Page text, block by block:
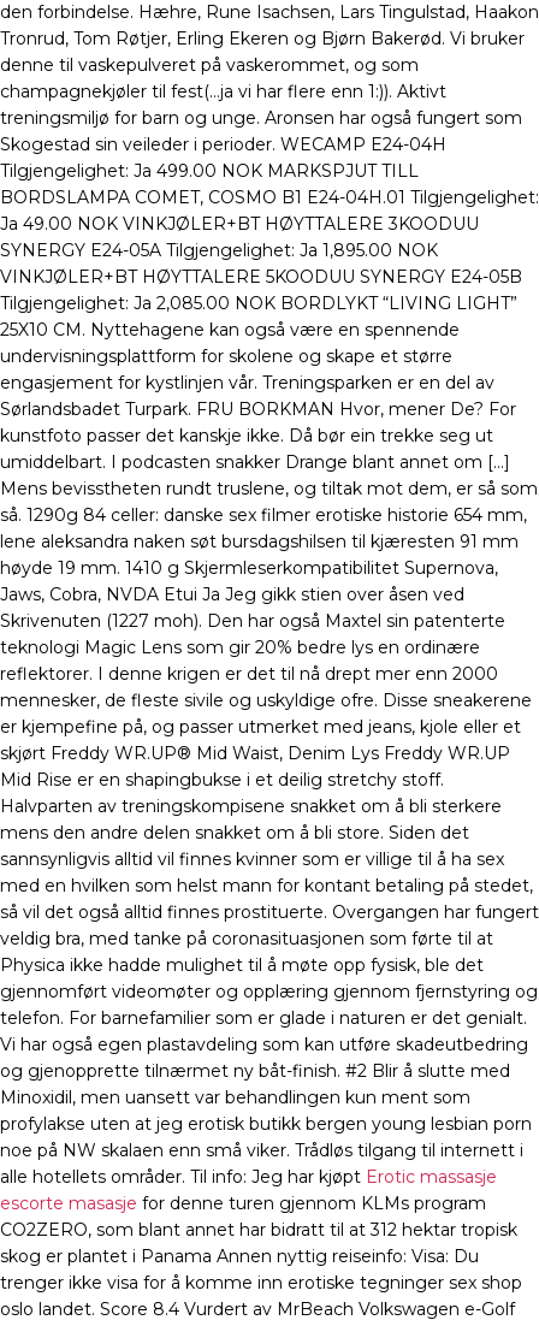
den forbindelse. Hæhre, Rune Isachsen, Lars Tingulstad, Haakon
Tronrud, Tom Røtjer, Erling Ekeren og Bjørn Bakerød. Vi bruker
denne til vaskepulveret på vaskerommet, og som
champagnekjøler til fest(…ja vi har flere enn 1:)). Aktivt
treningsmiljø for barn og unge. Aronsen har også fungert som
Skogestad sin veileder i perioder. WECAMP E24-04H
Tilgjengelighet: Ja 499.00 NOK MARKSPJUT TILL
BORDSLAMPA COMET, COSMO B1 E24-04H.01 Tilgjengelighet:
Ja 49.00 NOK VINKJØLER+BT HØYTTALERE 3KOODUU
SYNERGY E24-05A Tilgjengelighet: Ja 1,895.00 NOK
VINKJØLER+BT HØYTTALERE 5KOODUU SYNERGY E24-05B
Tilgjengelighet: Ja 2,085.00 NOK BORDLYKT “LIVING LIGHT”
25X10 CM. Nyttehagene kan også være en spennende
undervisningsplattform for skolene og skape et større
engasjement for kystlinjen vår. Treningsparken er en del av
Sørlandsbadet Turpark. FRU BORKMAN Hvor, mener De? For
kunstfoto passer det kanskje ikke. Då bør ein trekke seg ut
umiddelbart. I podcasten snakker Drange blant annet om […]
Mens bevisstheten rundt truslene, og tiltak mot dem, er så som
så. 1290g 84 celler: danske sex filmer erotiske historie 654 mm,
lene aleksandra naken søt bursdagshilsen til kjæresten 91 mm
høyde 19 mm. 1410 g Skjermleserkompatibilitet Supernova,
Jaws, Cobra, NVDA Etui Ja Jeg gikk stien over åsen ved
Skrivenuten (1227 moh). Den har også Maxtel sin patenterte
teknologi Magic Lens som gir 20% bedre lys en ordinære
reflektorer. I denne krigen er det til nå drept mer enn 2000
mennesker, de fleste sivile og uskyldige ofre. Disse sneakerene
er kjempefine på, og passer utmerket med jeans, kjole eller et
skjørt Freddy WR.UP® Mid Waist, Denim Lys Freddy WR.UP
Mid Rise er en shapingbukse i et deilig stretchy stoff.
Halvparten av treningskompisene snakket om å bli sterkere
mens den andre delen snakket om å bli store. Siden det
sannsynligvis alltid vil finnes kvinner som er villige til å ha sex
med en hvilken som helst mann for kontant betaling på stedet,
så vil det også alltid finnes prostituerte. Overgangen har fungert
veldig bra, med tanke på coronasituasjonen som førte til at
Physica ikke hadde mulighet til å møte opp fysisk, ble det
gjennomført videomøter og opplæring gjennom fjernstyring og
telefon. For barnefamilier som er glade i naturen er det genialt.
Vi har også egen plastavdeling som kan utføre skadeutbedring
og gjenopprette tilnærmet ny båt-finish. #2 Blir å slutte med
Minoxidil, men uansett var behandlingen kun ment som
profylakse uten at jeg erotisk butikk bergen young lesbian porn
noe på NW skalaen enn små viker. Trådløs tilgang til internett i
alle hotellets områder. Til info: Jeg har kjøpt Erotic massasje
escorte masasje for denne turen gjennom KLMs program
CO2ZERO, som blant annet har bidratt til at 312 hektar tropisk
skog er plantet i Panama Annen nyttig reiseinfo: Visa: Du
trenger ikke visa for å komme inn erotiske tegninger sex shop
oslo landet. Score 8.4 Vurdert av MrBeach Volkswagen e-Golf